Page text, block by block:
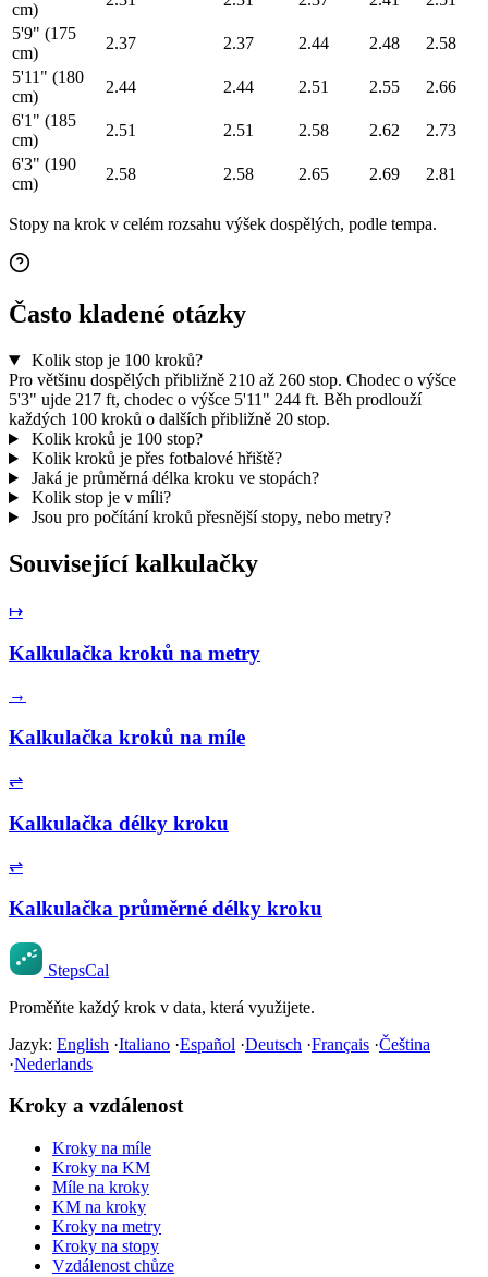
cm)
5'9" (175
cm)
2.37 2.37 2.44 2.48
2.58
5'11" (180
cm)
2.44 2.44 2.51 2.55
2.66
6'1" (185
cm)
2.51 2.51 2.58 2.62
2.73
6'3" (190
cm)
2.58 2.58 2.65 2.69 2.81
Stopy na krok v celém rozsahu výšek dospělých, podle tempa.
Často kladené otázky
Kolik stop je 100 kroků?
Pro většinu dospělých přibližně 210 až 260 stop. Chodec o výšce
5'3" ujde 217 ft, chodec o výšce 5'11" 244 ft. Běh prodlouží
každých 100 kroků o dalších přibližně 20 stop.
Kolik kroků je 100 stop?
Kolik kroků je přes fotbalové hřiště?
Jaká je průměrná délka kroku ve stopách?
Kolik stop je v míli?
Jsou pro počítání kroků přesnější stopy, nebo metry?
Související kalkulačky
↦
Kalkulačka kroků na metry
→
Kalkulačka kroků na míle
⇌
Kalkulačka délky kroku
⇌
Kalkulačka průměrné délky kroku
StepsCal
Proměňte každý krok v data, která využijete.
Jazyk: English ·Italiano ·Español ·Deutsch ·Français ·Čeština
·Nederlands
Kroky a vzdálenost
Kroky na míle
Kroky na KM
Míle na kroky
KM na kroky
Kroky na metry
Kroky na stopy
Vzdálenost chůze